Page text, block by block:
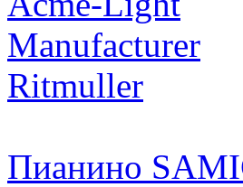
Manufacturer
Ritmuller
Пианино